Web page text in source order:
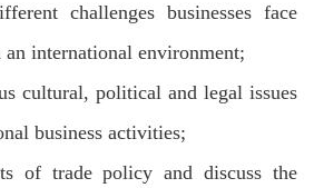
challenges businesses face
international environment;
cultural, political and legal issues
business activities;
of trade policy and discuss the